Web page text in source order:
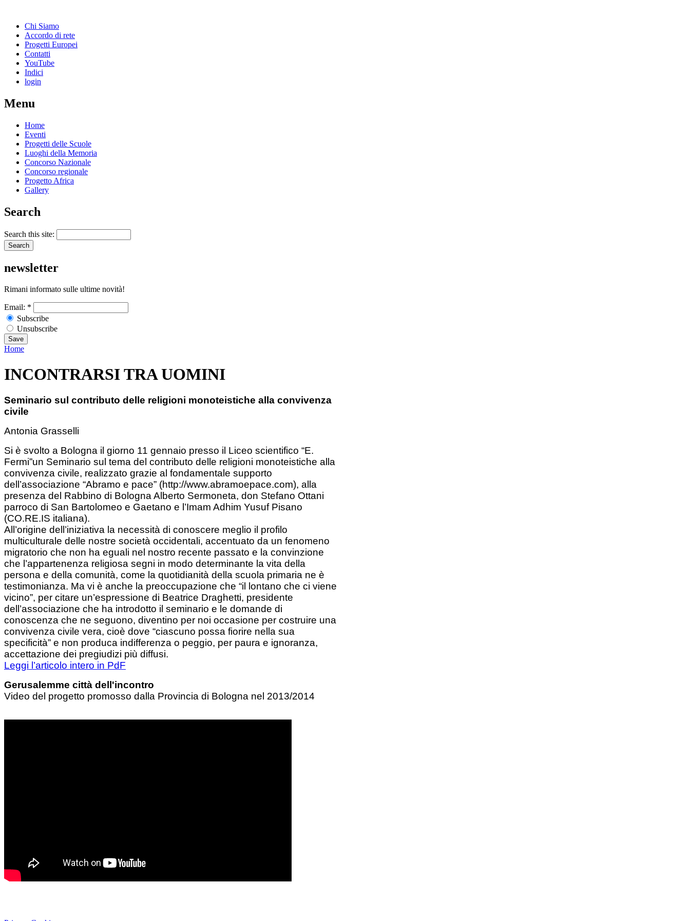
Chi Siamo
Accordo di rete
Progetti Europei
Contatti
YouTube
Indici
login
Menu
Home
Eventi
Progetti delle Scuole
Luoghi della Memoria
Concorso Nazionale
Concorso regionale
Progetto Africa
Gallery
Search
Search this site:
newsletter
Rimani informato sulle ultime novità!
Email: *
Subscribe
Unsubscribe
Home
INCONTRARSI TRA UOMINI
Seminario sul contributo delle religioni monoteistiche alla convivenza
civile
Antonia Grasselli
Si è svolto a Bologna il giorno 11 gennaio presso il Liceo scientifico “E.
Fermi”un Seminario sul tema del contributo delle religioni monoteistiche alla
convivenza civile, realizzato grazie al fondamentale supporto
dell’associazione “Abramo e pace” (http://www.abramoepace.com), alla
presenza del Rabbino di Bologna Alberto Sermoneta, don Stefano Ottani
parroco di San Bartolomeo e Gaetano e l’Imam Adhim Yusuf Pisano
(CO.RE.IS italiana).
All’origine dell’iniziativa la necessità di conoscere meglio il profilo
multiculturale delle nostre società occidentali, accentuato da un fenomeno
migratorio che non ha eguali nel nostro recente passato e la convinzione
che l’appartenenza religiosa segni in modo determinante la vita della
persona e della comunità, come la quotidianità della scuola primaria ne è
testimonianza. Ma vi è anche la preoccupazione che “il lontano che ci viene
vicino”, per citare un’espressione di Beatrice Draghetti, presidente
dell’associazione che ha introdotto il seminario e le domande di
conoscenza che ne seguono, diventino per noi occasione per costruire una
convivenza civile vera, cioè dove “ciascuno possa fiorire nella sua
specificità” e non produca indifferenza o peggio, per paura e ignoranza,
accettazione dei pregiudizi più diffusi.
Leggi l’articolo intero in PdF
Gerusalemme città dell'incontro
Video del progetto promosso dalla Provincia di Bologna nel 2013/2014